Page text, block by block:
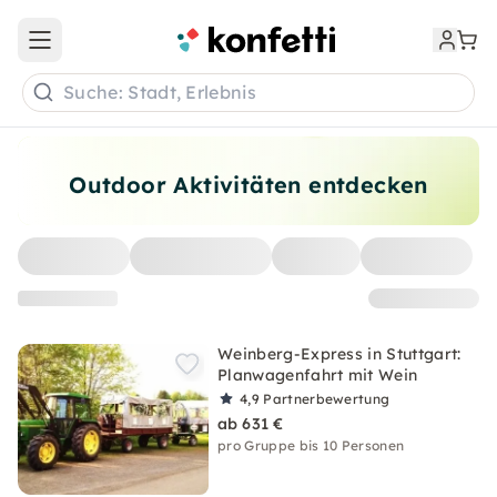
Outdoor Aktivitäten entdecken
Weinberg-Express in Stuttgart:
Planwagenfahrt mit Wein
4,9 Partnerbewertung
ab 631 €
pro Gruppe bis 10 Personen
Open main menu
Suche: Stadt, Erlebnis